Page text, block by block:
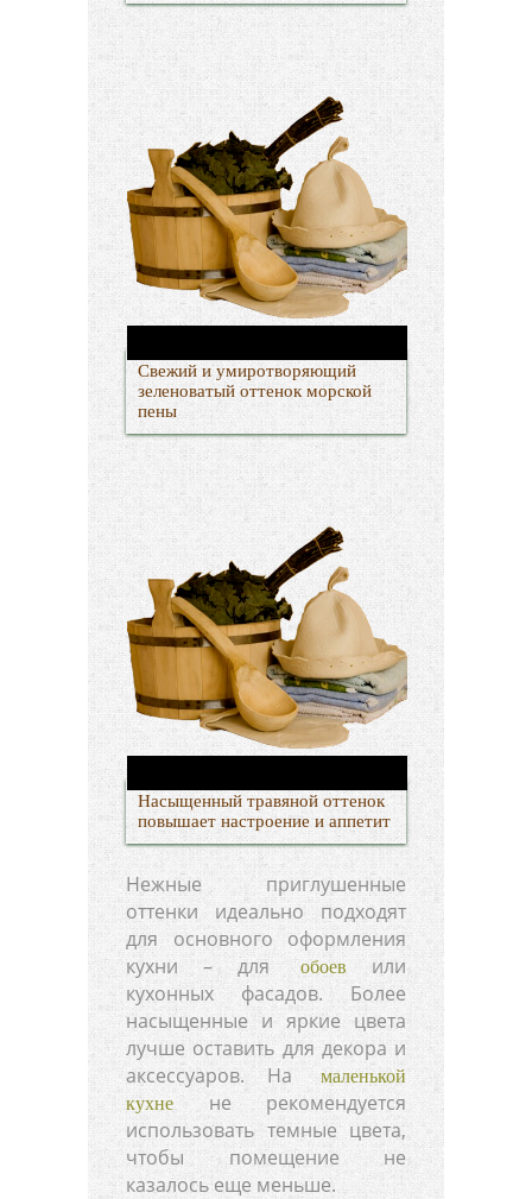
Свежий и умиротворяющий
зеленоватый оттенок морской
пены
Насыщенный травяной оттенок
повышает настроение и аппетит
Нежные приглушенные
оттенки идеально подходят
для основного оформления
кухни – для обоев
или
кухонных фасадов. Более
насыщенные и яркие цвета
лучше оставить для декора и
аксессуаров. На
маленькой
кухнене рекомендуется
использовать темные цвета,
чтобы помещение не
казалось еще меньше.